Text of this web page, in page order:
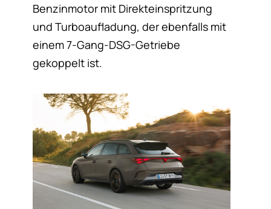
Benzinmotor mit Direkteinspritzung
und Turboaufladung, der ebenfalls mit
einem 7-Gang-DSG-Getriebe
gekoppelt ist.